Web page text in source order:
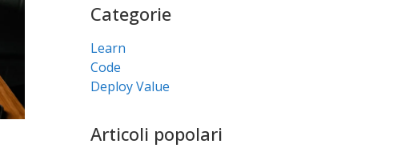
Categorie
Learn
Code
Deploy Value
Articoli popolari